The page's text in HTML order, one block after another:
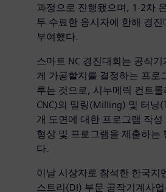
과정으로 진행됐으며, 1·2차
두 수료한 응시자에 한해 경
부여했다.
스마트 NC 경진대회는 공작
게 가공할지를 결정하는 프로
루는 것으로, 시누메릭 컨트롤
CNC)의 밀링(Milling) 및 터닝
개 도면에 대한 프로그램 작성
형상 및 프로그램을 제출하는
다.
이날 시상자로 참석한 한국지
스트리(DI) 부문 공작기계사